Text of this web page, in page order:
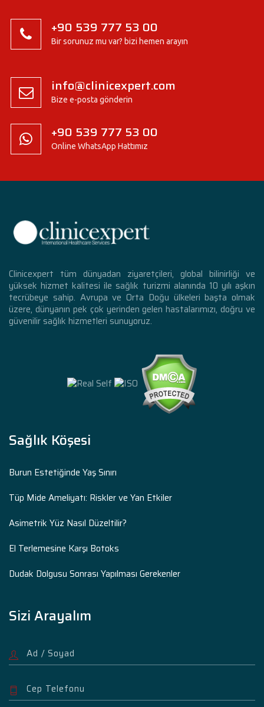
+90 539 777 53 00
Bir sorunuz mu var? bizi hemen arayın
info@clinicexpert.com
Bize e-posta gönderin
+90 539 777 53 00
Online WhatsApp Hattımız
Clinicexpert tüm dünyadan ziyaretçileri, global bilinirliği ve
yüksek hizmet kalitesi ile sağlık turizmi alanında 10 yılı aşkın
tecrübeye sahip. Avrupa ve Orta Doğu ülkeleri başta olmak
üzere, dünyanın pek çok yerinden gelen hastalarımızı, doğru ve
güvenilir sağlık hizmetleri sunuyoruz.
Sağlık Köşesi
Burun Estetiğinde Yaş Sınırı
Tüp Mide Ameliyatı: Riskler ve Yan Etkiler
Asimetrik Yüz Nasıl Düzeltilir?
El Terlemesine Karşı Botoks
Dudak Dolgusu Sonrası Yapılması Gerekenler
Sizi Arayalım